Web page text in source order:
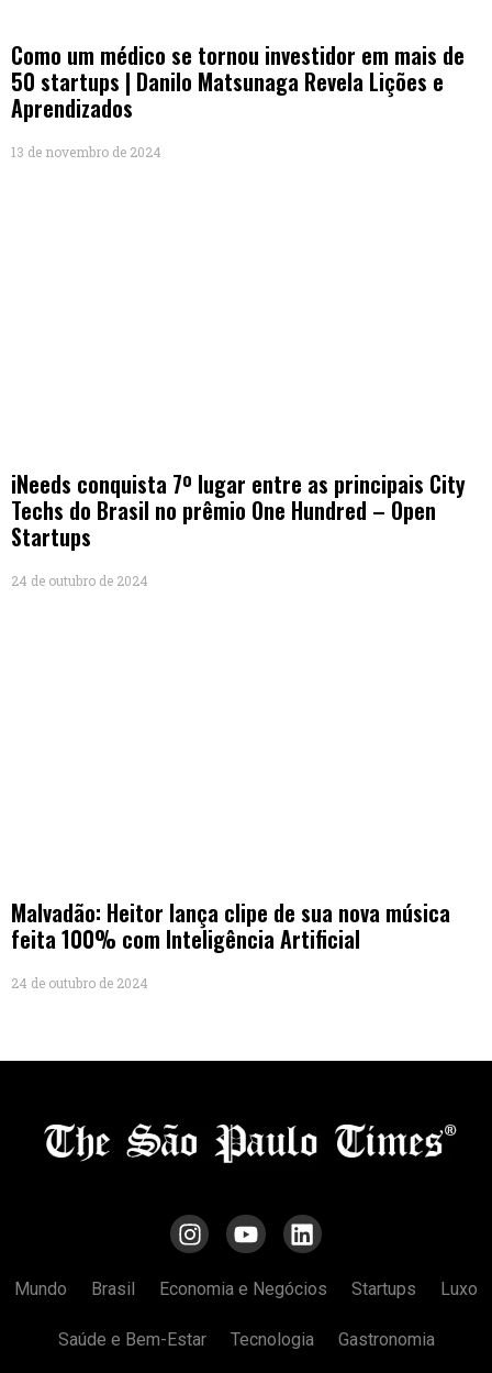
Como um médico se tornou investidor em mais de
50 startups | Danilo Matsunaga Revela Lições e
Aprendizados
13 de novembro de 2024
iNeeds conquista 7º lugar entre as principais City
Techs do Brasil no prêmio One Hundred – Open
Startups
24 de outubro de 2024
Malvadão: Heitor lança clipe de sua nova música
feita 100% com Inteligência Artificial
24 de outubro de 2024
Mundo Brasil Economia e Negócios Startups Luxo
Saúde e Bem-Estar Tecnologia Gastronomia